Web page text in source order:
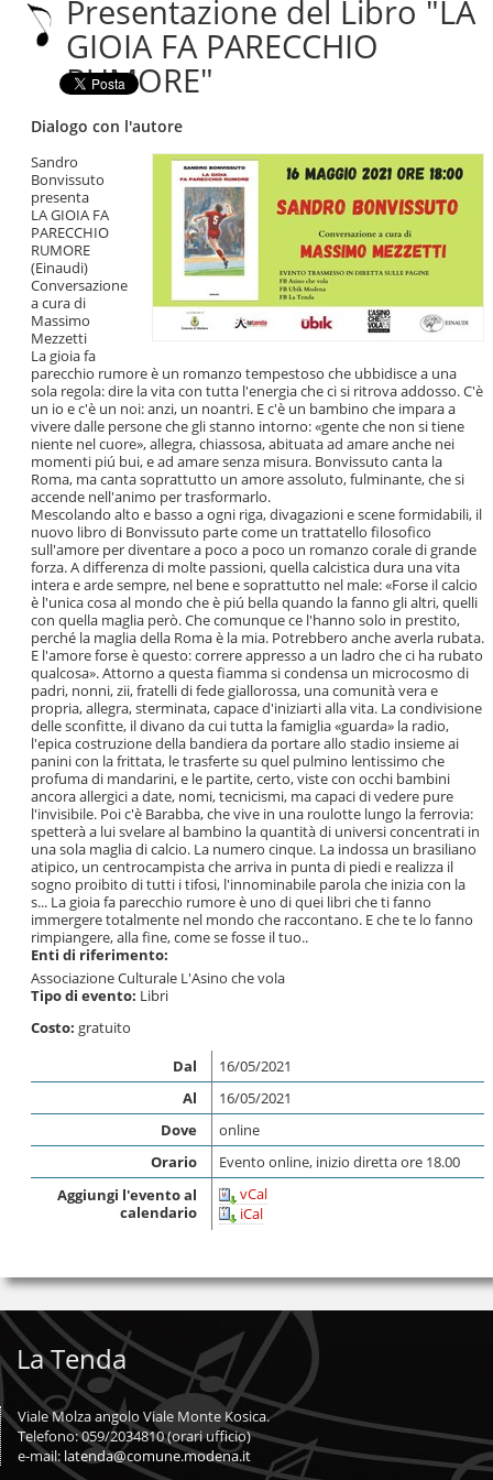
Salta
navigazione
Presentazione del Libro "LA
GIOIA FA PARECCHIO
RUMORE"
Dialogo con l'autore
Sandro
Bonvissuto
presenta
LA GIOIA FA
PARECCHIO
RUMORE
(Einaudi)
Conversazione
a cura di
Massimo
Mezzetti
La gioia fa
parecchio rumore è un romanzo tempestoso che ubbidisce a una
sola regola: dire la vita con tutta l'energia che ci si ritrova addosso. C'è
un io e c'è un noi: anzi, un noantri. E c'è un bambino che impara a
vivere dalle persone che gli stanno intorno: «gente che non si tiene
niente nel cuore», allegra, chiassosa, abituata ad amare anche nei
momenti piú bui, e ad amare senza misura. Bonvissuto canta la
Roma, ma canta soprattutto un amore assoluto, fulminante, che si
accende nell'animo per trasformarlo.
Mescolando alto e basso a ogni riga, divagazioni e scene formidabili, il
nuovo libro di Bonvissuto parte come un trattatello filosofico
sull'amore per diventare a poco a poco un romanzo corale di grande
forza. A differenza di molte passioni, quella calcistica dura una vita
intera e arde sempre, nel bene e soprattutto nel male: «Forse il calcio
è l'unica cosa al mondo che è piú bella quando la fanno gli altri, quelli
con quella maglia però. Che comunque ce l'hanno solo in prestito,
perché la maglia della Roma è la mia. Potrebbero anche averla rubata.
E l'amore forse è questo: correre appresso a un ladro che ci ha rubato
qualcosa». Attorno a questa fiamma si condensa un microcosmo di
padri, nonni, zii, fratelli di fede giallorossa, una comunità vera e
propria, allegra, sterminata, capace d'iniziarti alla vita. La condivisione
delle sconfitte, il divano da cui tutta la famiglia «guarda» la radio,
l'epica costruzione della bandiera da portare allo stadio insieme ai
panini con la frittata, le trasferte su quel pulmino lentissimo che
profuma di mandarini, e le partite, certo, viste con occhi bambini
ancora allergici a date, nomi, tecnicismi, ma capaci di vedere pure
l'invisibile. Poi c'è Barabba, che vive in una roulotte lungo la ferrovia:
spetterà a lui svelare al bambino la quantità di universi concentrati in
una sola maglia di calcio. La numero cinque. La indossa un brasiliano
atipico, un centrocampista che arriva in punta di piedi e realizza il
sogno proibito di tutti i tifosi, l'innominabile parola che inizia con la
s... La gioia fa parecchio rumore è uno di quei libri che ti fanno
immergere totalmente nel mondo che raccontano. E che te lo fanno
rimpiangere, alla fine, come se fosse il tuo..
Enti di riferimento:
Associazione Culturale L'Asino che vola
Tipo di evento: Libri
Costo: gratuito
Dal
16/05/2021
Al
16/05/2021
Dove
online
Orario
Evento online, inizio diretta ore 18.00
Aggiungi l'evento al
calendario
vCal
iCal
La Tenda
Viale Molza angolo Viale Monte Kosica.
Telefono: 059/2034810 (orari ufficio)
e-mail: latenda@comune.modena.it